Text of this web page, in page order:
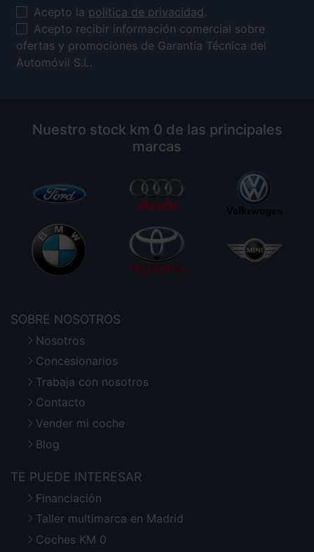
Acepto la política de privacidad .
Acepto recibir información comercial sobre
ofertas y promociones de Garantía Técnica del
Automóvil S.L.
Nuestro stock km 0 de las principales
marcas
SOBRE NOSOTROS
Nosotros
Concesionarios
Trabaja con nosotros
Contacto
Vender mi coche
Blog
TE PUEDE INTERESAR
Financiación
Taller multimarca en Madrid
Coches KM 0